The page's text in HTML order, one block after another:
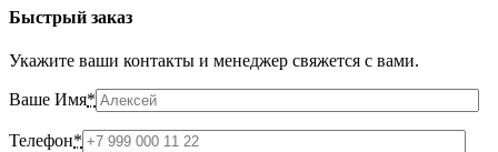
Быстрый заказ
Укажите ваши контакты и менеджер свяжется с вами.
Ваше Имя*
Телефон*